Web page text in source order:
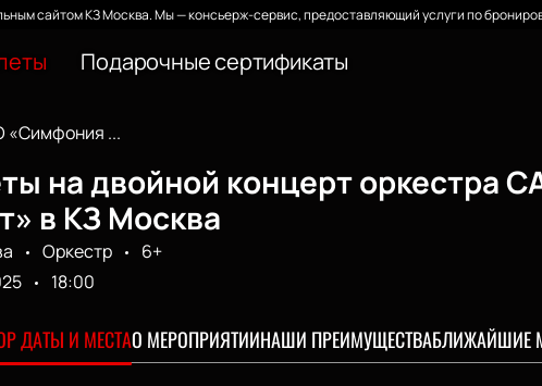
сайтом КЗ Москва. Мы — консьерж-сервис, предоставляющий услуги по
Подарочные сертификаты
«Симфония ...
на двойной концерт оркестра
в КЗ Москва
Оркестр
6+
18:00
ДАТЫ И МЕСТАО МЕРОПРИЯТИИНАШИ ПРЕИМУЩЕСТВАБЛИЖАЙШИЕ